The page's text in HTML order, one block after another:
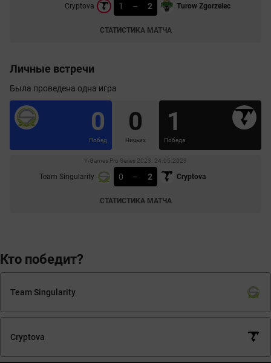
Кто победит?
Team Singularity
Cryptova
Cryptova 1 – 2 Turow Zgorzelec
СТАТИСТИКА МАТЧА
Личные встречи
Была проведена одна игра
0
Побед
0
Ничьих
1
Победа
Y-Games Pro Series 2023. 24.05.2023
Team Singularity 0 – 2 Cryptova
СТАТИСТИКА МАТЧА